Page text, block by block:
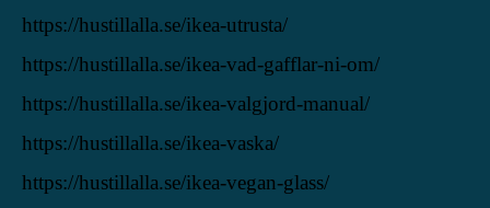
https://hustillalla.se/ikea-utrusta/
https://hustillalla.se/ikea-vad-gafflar-ni-om/
https://hustillalla.se/ikea-valgjord-manual/
https://hustillalla.se/ikea-vaska/
https://hustillalla.se/ikea-vegan-glass/